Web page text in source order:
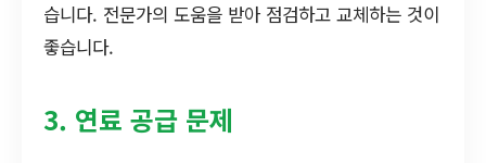
습니다. 전문가의 도움을 받아 점검하고 교체하는 것이
좋습니다.
3. 연료 공급 문제